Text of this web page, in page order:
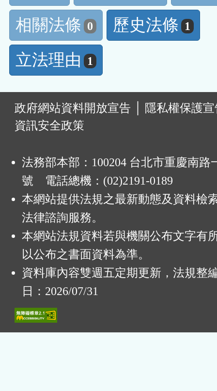
相關法條 0 歷史法條 1
立法理由 1
政府網站資料開放宣告
隱私權保護
資訊安全政策
法務部本部：100204 台北市重慶南路
號 電話總機：(02)2191-0189
本網站提供法規之最新動態及資料檢
法律諮詢服務。
本網站法規資料若與機關公布文字有
以公布之書面資料為準。
資料庫內容雙週五定期更新，法規整
日：2026/07/31